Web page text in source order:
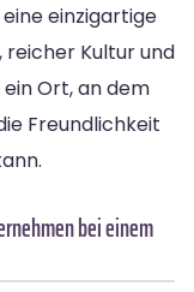
einzigartige
reicher Kultur und
Ort, an dem
Freundlichkeit
bei einem